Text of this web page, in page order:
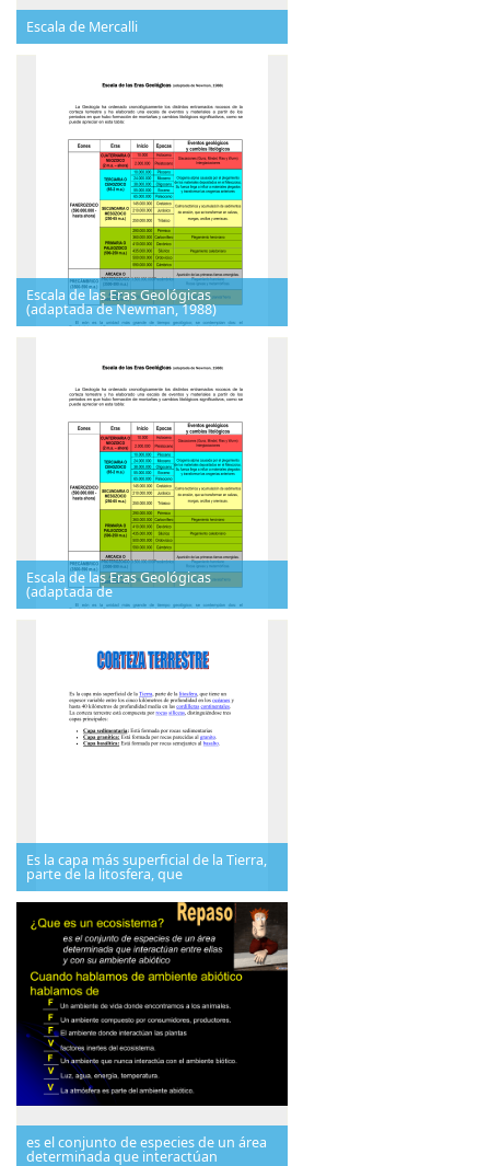
Escala de Mercalli
Escala de las Eras Geológicas
(adaptada de Newman, 1988)
Escala de las Eras Geológicas
(adaptada de
Es la capa más superficial de la Tierra,
parte de la litosfera, que
es el conjunto de especies de un área
determinada que interactúan